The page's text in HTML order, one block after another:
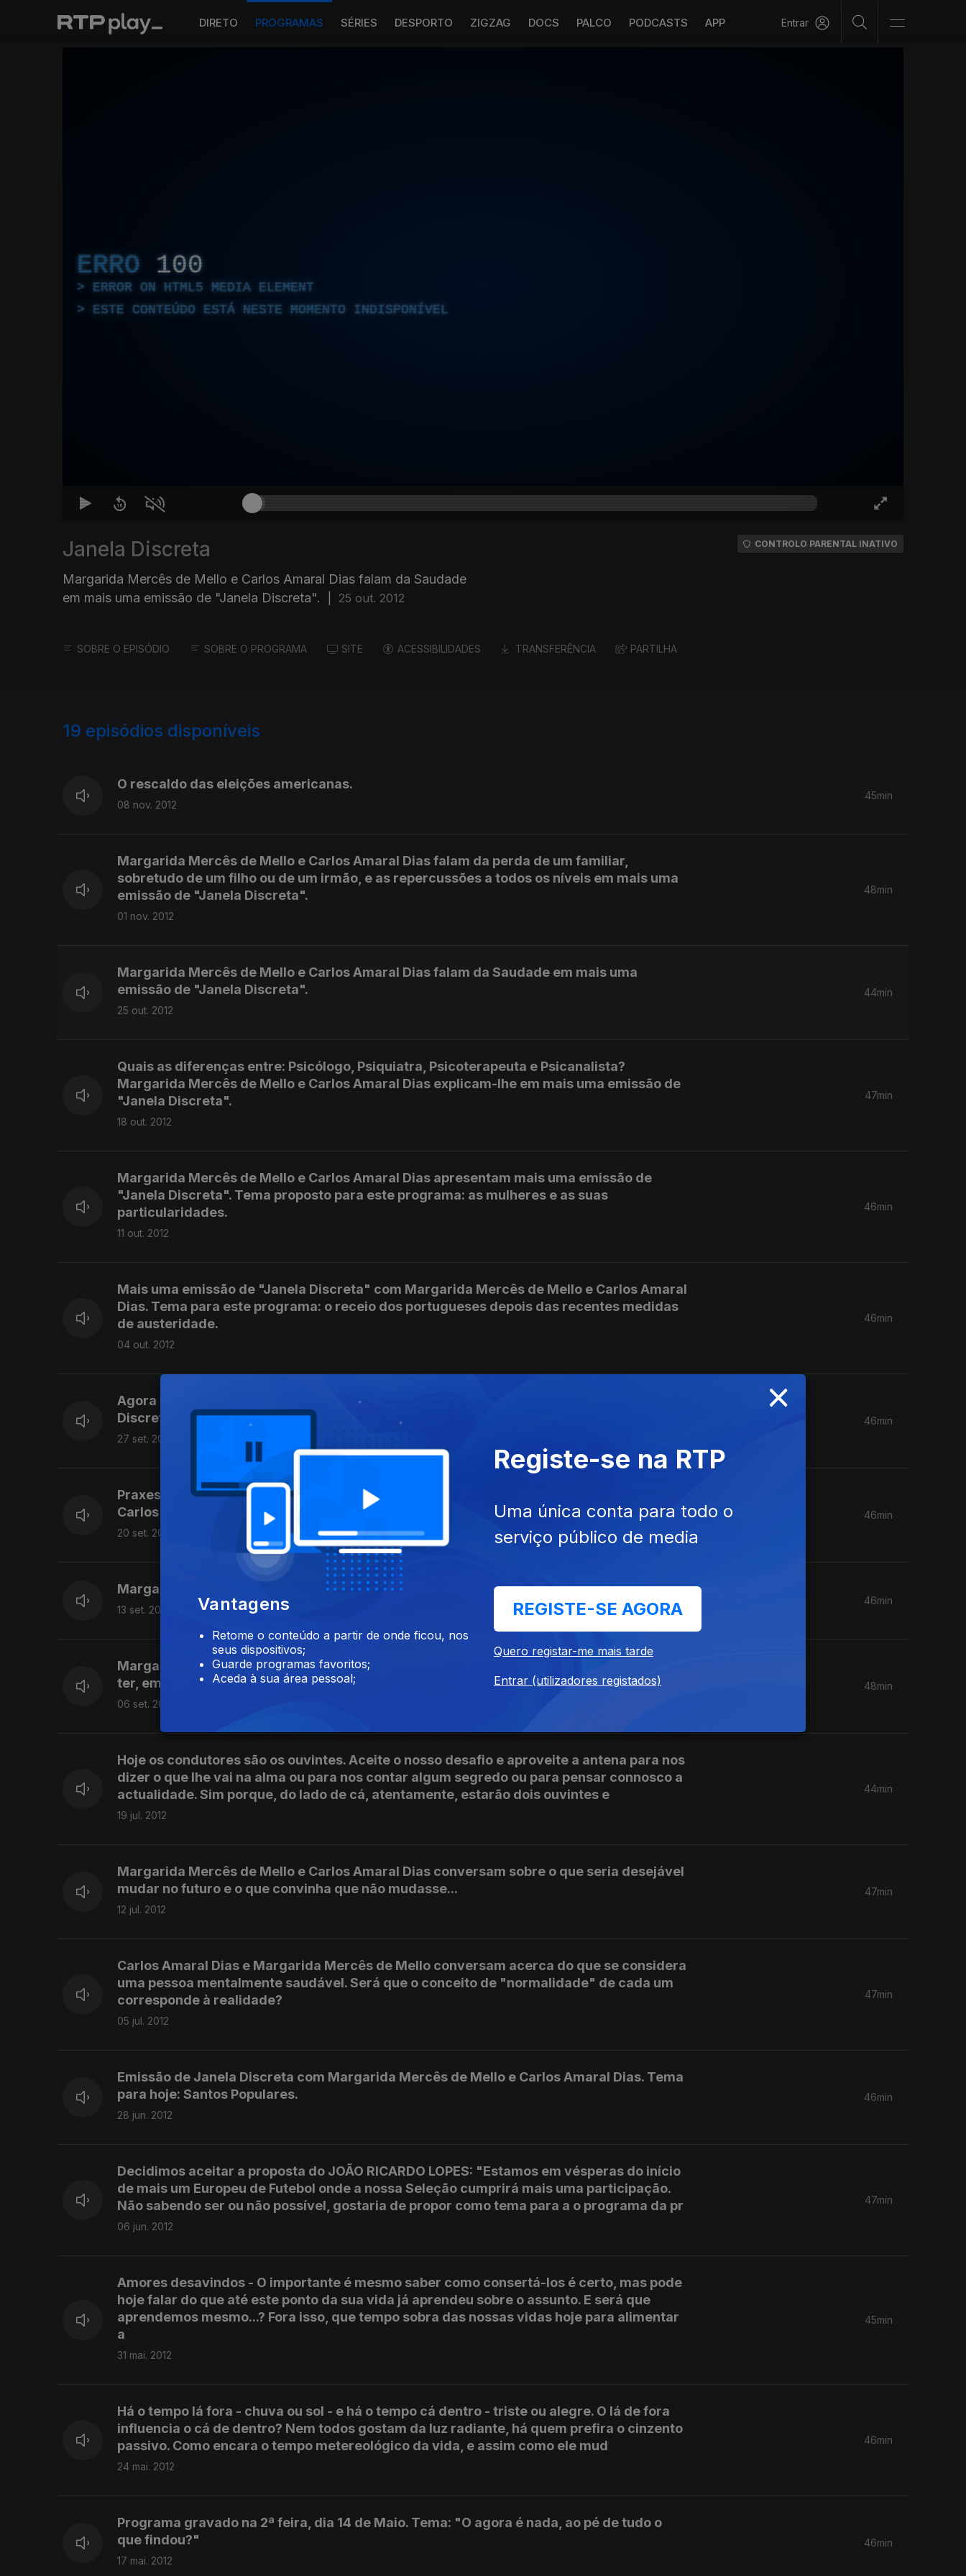
DIRETO PROGRAMAS SÉRIES DESPORTO ZIGZAG DOCS PALCO PODCASTS APP Entrar
ERRO 100
ERROR ON HTML5 MEDIA ELEMENT
ESTE CONTEÚDO ESTÁ NESTE MOMENTO INDISPONÍVEL
Janela Discreta
Margarida Mercês de Mello e Carlos Amaral Dias falam da Saudade
em mais uma emissão de "Janela Discreta".
25 out. 2012
CONTROLO PARENTAL INATIVO
SOBRE O EPISÓDIO SOBRE O PROGRAMA SITE ACESSIBILIDADES TRANSFERÊNCIA PARTILHA
19 episódios disponíveis
O rescaldo das eleições americanas.
08 nov. 2012
45min
Margarida Mercês de Mello e Carlos Amaral Dias falam da perda de um familiar,
sobretudo de um filho ou de um irmão, e as repercussões a todos os níveis em mais uma
emissão de "Janela Discreta".
01 nov. 2012
48min
Margarida Mercês de Mello e Carlos Amaral Dias falam da Saudade em mais uma
emissão de "Janela Discreta".
25 out. 2012
44min
Quais as diferenças entre: Psicólogo, Psiquiatra, Psicoterapeuta e Psicanalista?
Margarida Mercês de Mello e Carlos Amaral Dias explicam-lhe em mais uma emissão de
"Janela Discreta".
18 out. 2012
47min
Margarida Mercês de Mello e Carlos Amaral Dias apresentam mais uma emissão de
"Janela Discreta". Tema proposto para este programa: as mulheres e as suas
particularidades.
11 out. 2012
46min
Mais uma emissão de "Janela Discreta" com Margarida Mercês de Mello e Carlos Amaral
Dias. Tema para este programa: o receio dos portugueses depois das recentes medidas
de austeridade.
04 out. 2012
46min
Agora que voltámos às nossa rotinas - findas as férias - o que nos (pre)ocupa? Janela
Discreta um programa de Carlos Amaral Dias e Margarida Mercês de Mello.
27 set. 2012
46min
Praxes: tema base para o Janela Discreta desta noite com Margarida Mercês de Mello e
Carlos Amaral Dias.
20 set. 2012
46min
Margarida Mercês de Mello e Carlos Amaral Dias falam de "estar" e "ser" triste.
13 set. 2012
46min
Margarida Mercês de Mello e Carlos Amaral Dias falam do medo e das vantagens de o
ter, em mais uma emissão de Janela Discreta.
06 set. 2012
48min
Hoje os condutores são os ouvintes. Aceite o nosso desafio e aproveite a antena para nos
dizer o que lhe vai na alma ou para nos contar algum segredo ou para pensar connosco a
actualidade. Sim porque, do lado de cá, atentamente, estarão dois ouvintes e
19 jul. 2012
44min
Margarida Mercês de Mello e Carlos Amaral Dias conversam sobre o que seria desejável
mudar no futuro e o que convinha que não mudasse...
12 jul. 2012
47min
Carlos Amaral Dias e Margarida Mercês de Mello conversam acerca do que se considera
uma pessoa mentalmente saudável. Será que o conceito de "normalidade" de cada um
corresponde à realidade?
05 jul. 2012
47min
Emissão de Janela Discreta com Margarida Mercês de Mello e Carlos Amaral Dias. Tema
para hoje: Santos Populares.
28 jun. 2012
46min
Decidimos aceitar a proposta do JOÃO RICARDO LOPES: "Estamos em vésperas do início
de mais um Europeu de Futebol onde a nossa Seleção cumprirá mais uma participação.
Não sabendo ser ou não possível, gostaria de propor como tema para a o programa da pr
06 jun. 2012
47min
Amores desavindos - O importante é mesmo saber como consertá-los é certo, mas pode
hoje falar do que até este ponto da sua vida já aprendeu sobre o assunto. E será que
aprendemos mesmo...? Fora isso, que tempo sobra das nossas vidas hoje para alimentar
a
31 mai. 2012
45min
Há o tempo lá fora - chuva ou sol - e há o tempo cá dentro - triste ou alegre. O lá de fora
influencia o cá de dentro? Nem todos gostam da luz radiante, há quem prefira o cinzento
passivo. Como encara o tempo metereológico da vida, e assim como ele mud
24 mai. 2012
46min
Programa gravado na 2ª feira, dia 14 de Maio. Tema: "O agora é nada, ao pé de tudo o
que findou?"
17 mai. 2012
46min
×
Vantagens
Retome o conteúdo a partir de onde ficou, nos
seus dispositivos;
Guarde programas favoritos;
Aceda à sua área pessoal;
Registe-se na RTP
Uma única conta para todo o
serviço público de media
REGISTE-SE AGORA
Quero registar-me mais tarde
Entrar (utilizadores registados)